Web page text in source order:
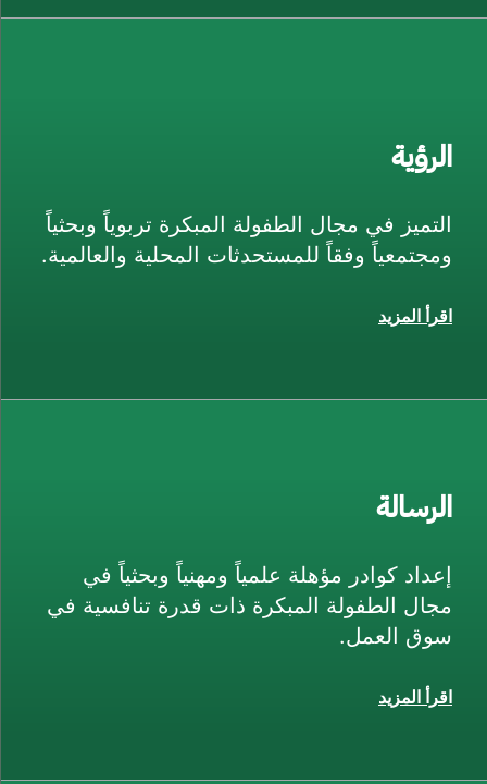
الرؤية
التميز في مجال الطفولة المبكرة تربوياً وبحثياً
ومجتمعياً وفقاً للمستحدثات المحلية والعالمية.
اقرأ المزيد
الرسالة
إعداد كوادر مؤهلة علمياً ومهنياً وبحثياً في
مجال الطفولة المبكرة ذات قدرة تنافسية في
سوق العمل.
اقرأ المزيد